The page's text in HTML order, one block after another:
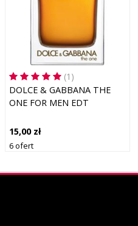
(1)
DOLCE & GABBANA THE
ONE FOR MEN EDT
15,00 zł
6 ofert